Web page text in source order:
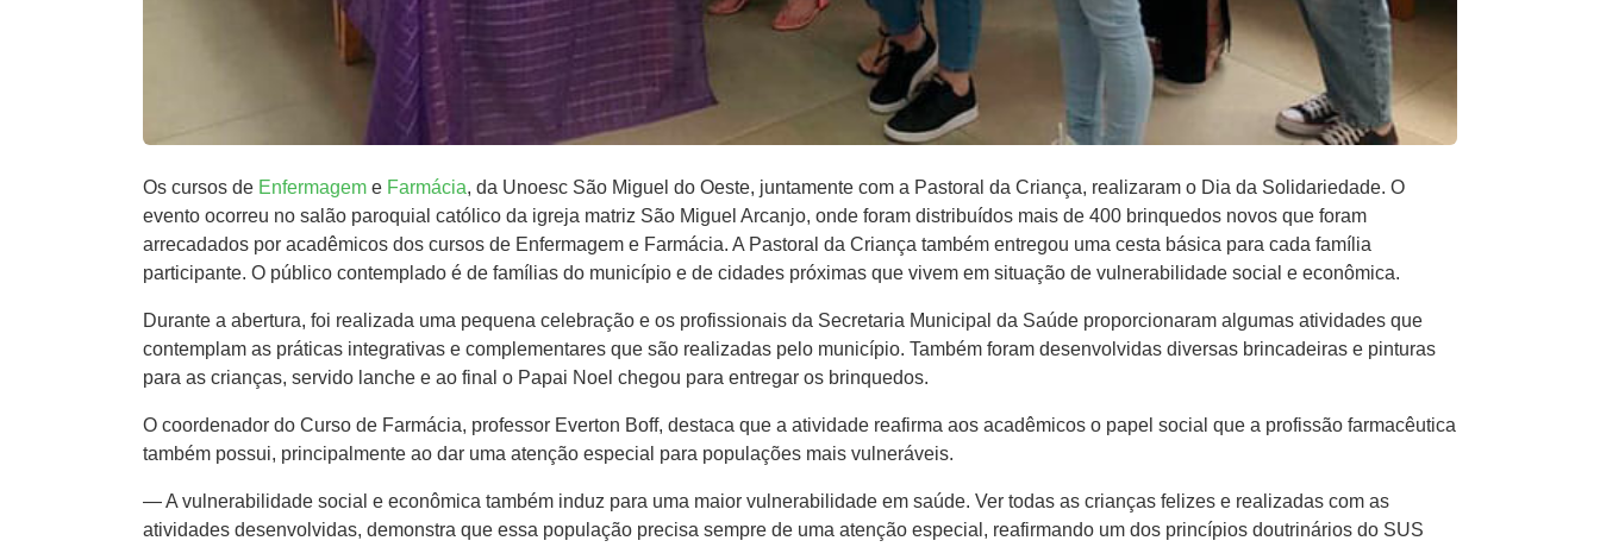
Os cursos de Enfermagem e Farmácia, da Unoesc São Miguel do Oeste, juntamente com a Pastoral da Criança, realizaram o Dia da Solidariedade. O
evento ocorreu no salão paroquial católico da igreja matriz São Miguel Arcanjo, onde foram distribuídos mais de 400 brinquedos novos que foram
arrecadados por acadêmicos dos cursos de Enfermagem e Farmácia. A Pastoral da Criança também entregou uma cesta básica para cada família
participante. O público contemplado é de famílias do município e de cidades próximas que vivem em situação de vulnerabilidade social e econômica.
Durante a abertura, foi realizada uma pequena celebração e os profissionais da Secretaria Municipal da Saúde proporcionaram algumas atividades que
contemplam as práticas integrativas e complementares que são realizadas pelo município. Também foram desenvolvidas diversas brincadeiras e pinturas
para as crianças, servido lanche e ao final o Papai Noel chegou para entregar os brinquedos.
O coordenador do Curso de Farmácia, professor Everton Boff, destaca que a atividade reafirma aos acadêmicos o papel social que a profissão farmacêutica
também possui, principalmente ao dar uma atenção especial para populações mais vulneráveis.
— A vulnerabilidade social e econômica também induz para uma maior vulnerabilidade em saúde. Ver todas as crianças felizes e realizadas com as
atividades desenvolvidas, demonstra que essa população precisa sempre de uma atenção especial, reafirmando um dos princípios doutrinários do SUS